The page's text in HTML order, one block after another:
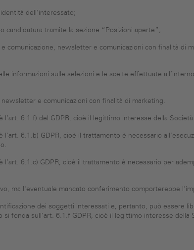
dell’interessato;
tramite la sezione “Posizioni aperte”;
newsletter e comunicazioni con finalità di
informazioni sulle selezioni e le scelte effettuate
e comunicazioni con finalità di marketing.
6.1 f) del GDPR, cioè il legittimo interesse della
6.1.b) GDPR, cioè il trattamento è necessario
6.1.c) GDPR, cioè il trattamento è necessario per
ma l'eventuale mancato conferimento comporterebbe
dei soggetti interessati e, pertanto, può essere
fonda sull’art. 6.1.f GDPR, cioè il legittimo interesse